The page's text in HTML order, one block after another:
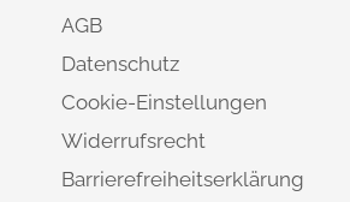
AGB
Datenschutz
Cookie-Einstellungen
Widerrufsrecht
Barrierefreiheitserklärung